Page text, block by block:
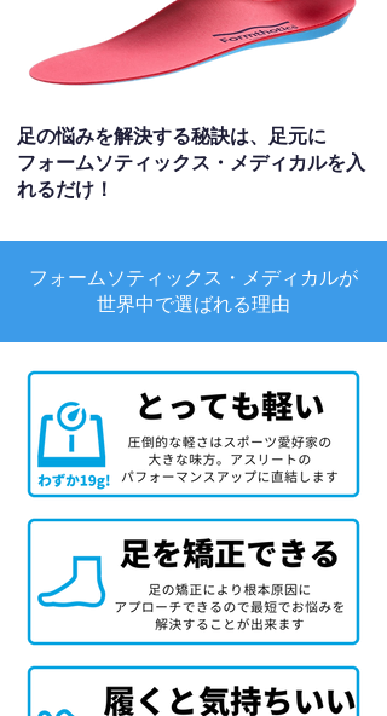
足の悩みを解決する秘訣は、足元に
フォームソティックス・メディカルを入
れるだけ！
フォームソティックス・メディカルが
世界中で選ばれる理由